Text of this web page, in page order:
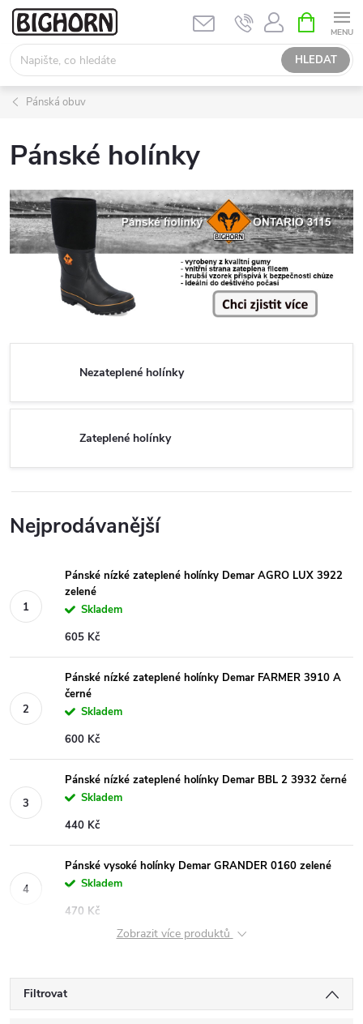
Přejít
obsah
HLEDAT
NÁKUPNÍ
KOŠÍK
Pánská obuv
Pánské holínky
Nezateplené holínky
Zateplené holínky
Nejprodávanější
Pánské nízké zateplené holínky Demar AGRO LUX 3922
zelené
Skladem
605 Kč
Pánské nízké zateplené holínky Demar FARMER 3910 A
černé
Skladem
600 Kč
Pánské nízké zateplené holínky Demar BBL 2 3932 černé
Skladem
440 Kč
Pánské vysoké holínky Demar GRANDER 0160 zelené
Skladem
470 Kč
Zobrazit více produktů
Filtrovat